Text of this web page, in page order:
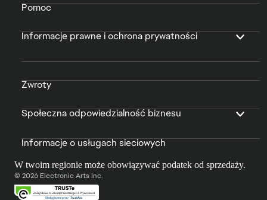
Pomoc
Informacje prawne i ochrona prywatności
Zwroty
Społeczna odpowiedzialność biznesu
Informacje o usługach sieciowych
W twoim regionie może obowiązywać podatek od sprzedaży.
© 2026 Electronic Arts Inc.